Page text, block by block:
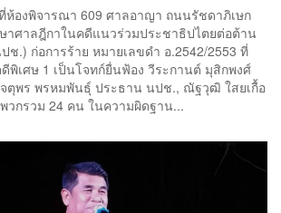
ห้องพิจารณา 609 ศาลอาญา ถนนรัชดาภิเษก
าศาลฎีกาในคดีแนวร่วมประชาธิปไตยต่อต้าน
ช.) ก่อการร้าย หมายเลขดำ อ.2542/2553 ที่
พิเศษ 1 เป็นโจทก์ยื่นฟ้อง วีระกานต์ มุสิกพงศ์
ตุพร พรหมพันธุ์ ประธาน นปช., ณัฐวุฒิ ใสยเกื้อ
วกรวม 24 คน ในความผิดฐาน...